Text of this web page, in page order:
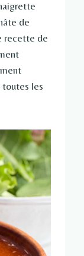
de
recette de
les